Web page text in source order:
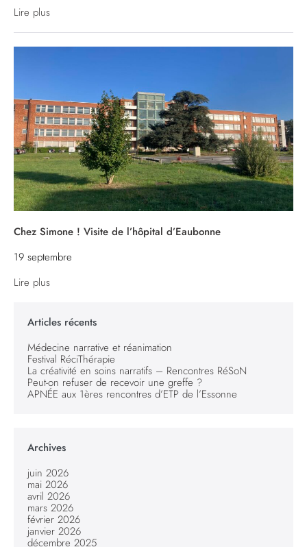
Lire plus
Chez Simone ! Visite de l’hôpital d’Eaubonne
19 septembre
Lire plus
Articles récents
Médecine narrative et réanimation
Festival RéciThérapie
La créativité en soins narratifs – Rencontres RéSoN
Peut-on refuser de recevoir une greffe ?
APNÉE aux 1ères rencontres d’ETP de l’Essonne
Archives
juin 2026
mai 2026
avril 2026
mars 2026
février 2026
janvier 2026
décembre 2025